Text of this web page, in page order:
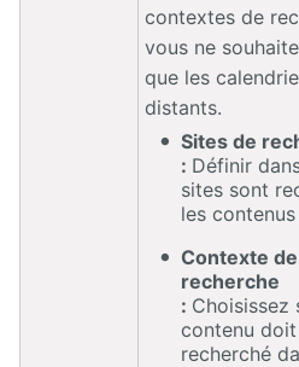
contextes de
vous ne
que les
distants.
Sites de
: Définir
sites sont
les contenus
Contexte de
recherche
: Choisissez
contenu
recherché